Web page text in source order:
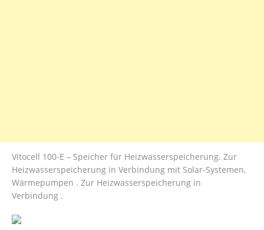
Vitocell 100-E – Speicher für Heizwasserspeicherung. Zur
Heizwasserspeicherung in Verbindung mit Solar-Systemen,
Wärmepumpen . Zur Heizwasserspeicherung in
Verbindung .